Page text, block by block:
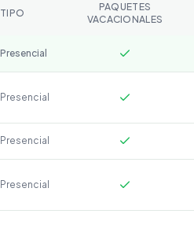
TIPO
PAQUETES
VACACIONALES
Presencial
Presencial
Presencial
Presencial